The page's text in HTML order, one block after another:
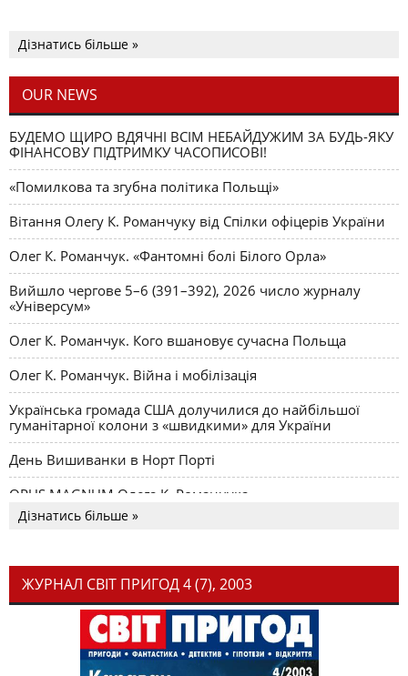
Дізнатись більше »
OUR NEWS
БУДЕМО ЩИРО ВДЯЧНІ ВСІМ НЕБАЙДУЖИМ ЗА БУДЬ-ЯКУ
ФІНАНСОВУ ПІДТРИМКУ ЧАСОПИСОВІ!
«Помилкова та згубна політика Польщі»
Вітання Олегу К. Романчуку від Спілки офіцерів України
Олег К. Романчук. «Фантомні болі Білого Орла»
Вийшло чергове 5–6 (391–392), 2026 число журналу
«Універсум»
Олег К. Романчук. Кого вшановує сучасна Польща
Олег К. Романчук. Війна і мобілізація
Українська громада США долучилися до найбільшої
гуманітарної колони з «швидкими» для України
День Вишиванки в Норт Порті
OPUS MAGNUM Олега К. Романчука
Дізнатись більше »
ЖУРНАЛ СВІТ ПРИГОД 4 (7), 2003